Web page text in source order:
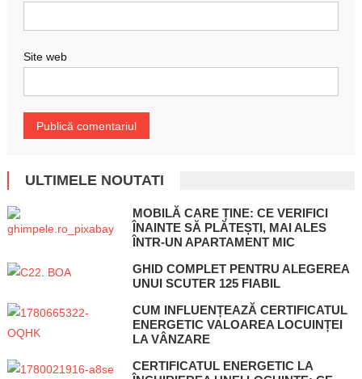
Site web
ULTIMELE NOUTATI
MOBILĂ CARE ȚINE: CE VERIFICI
ÎNAINTE SĂ PLĂTEȘTI, MAI ALES
ÎNTR-UN APARTAMENT MIC
GHID COMPLET PENTRU ALEGEREA
UNUI SCUTER 125 FIABIL
CUM INFLUENȚEAZĂ CERTIFICATUL
ENERGETIC VALOAREA LOCUINȚEI
LA VÂNZARE
CERTIFICATUL ENERGETIC LA